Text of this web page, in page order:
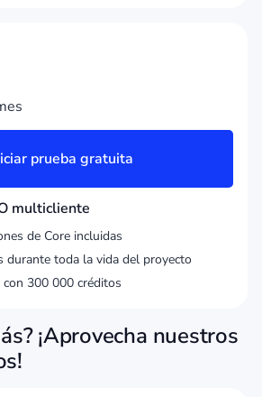
prueba gratuita
multicliente
de Core incluidas
durante toda la vida del proyecto
300 000 créditos
¡Aprovecha nuestros